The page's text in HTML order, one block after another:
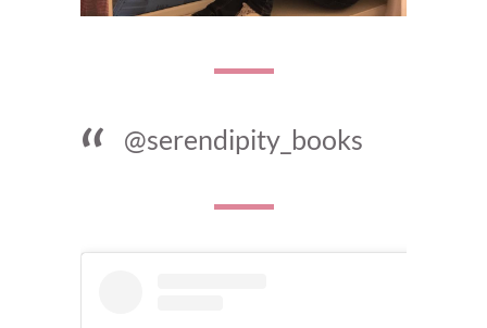
@serendipity_books